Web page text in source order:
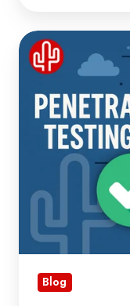
Bubble
opnieuw
onafhankelijke
penetratietest
Blog